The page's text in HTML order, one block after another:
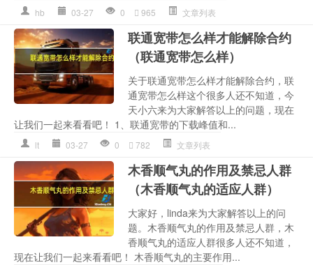
hb 03-27 0 965 文章列表
联通宽带怎么样才能解除合约
（联通宽带怎么样）
关于联通宽带怎么样才能解除合约，联
通宽带怎么样这个很多人还不知道，今
天小六来为大家解答以上的问题，现在
让我们一起来看看吧！ 1、联通宽带的下载峰值和...
lt 03-27 0 782 文章列表
木香顺气丸的作用及禁忌人群
（木香顺气丸的适应人群）
大家好，linda来为大家解答以上的问
题。木香顺气丸的作用及禁忌人群，木
香顺气丸的适应人群很多人还不知道，
现在让我们一起来看看吧！ 木香顺气丸的主要作用...